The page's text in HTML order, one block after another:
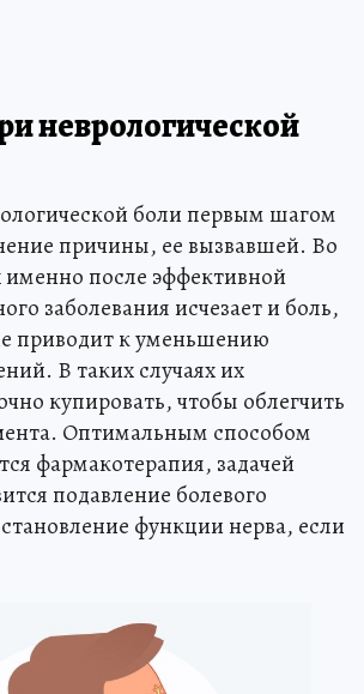
неврологической
боли первым шагом
причины, ее вызвавшей. Во
именно после эффективной
заболевания исчезает и боль,
приводит к уменьшению
В таких случаях их
купировать, чтобы облегчить
Оптимальным способом
фармакотерапия, задачей
подавление болевого
функции нерва, если